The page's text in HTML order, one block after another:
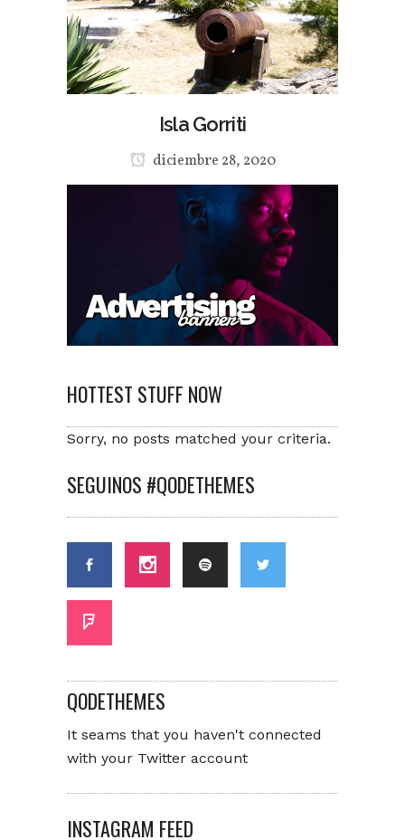
Isla Gorriti
diciembre 28, 2020
HOTTEST STUFF NOW
Sorry, no posts matched your criteria.
SEGUINOS #QODETHEMES
QODETHEMES
It seams that you haven't connected
with your Twitter account
INSTAGRAM FEED